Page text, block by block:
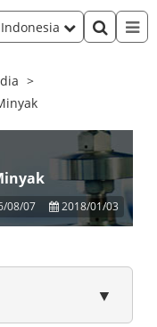
Indonesia
08/07 2018/01/03
▼